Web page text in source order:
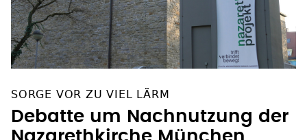
SORGE VOR ZU VIEL LÄRM
Debatte um Nachnutzung der